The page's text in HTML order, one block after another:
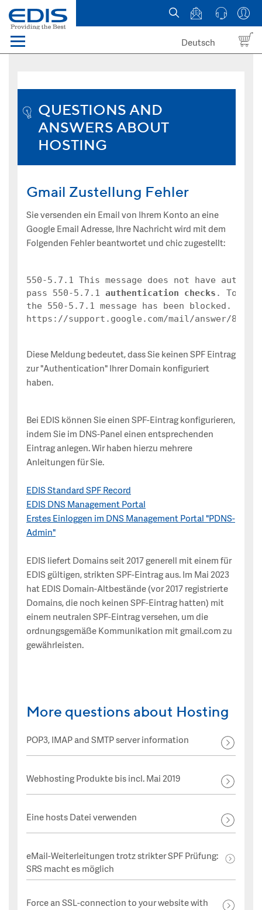
Menü
News
Deutsch
QUESTIONS AND
ANSWERS ABOUT
HOSTING
Gmail Zustellung Fehler
Sie versenden ein Email von Ihrem Konto an eine
Google Email Adresse, Ihre Nachricht wird mit dem
Folgenden Fehler beantwortet und chic zugestellt:
550-5.7.1 This message does not have
pass 550-5.7.1 authentication checks . To
the 550-5.7.1 message has been blocked.
https://support.google.com/mail/answer/
Diese Meldung bedeutet, dass Sie keinen SPF Eintrag
zur "Authentication" Ihrer Domain konfiguriert
haben.
Bei EDIS können Sie einen SPF-Eintrag konfigurieren,
indem Sie im DNS-Panel einen entsprechenden
Eintrag anlegen. Wir haben hierzu mehrere
Anleitungen für Sie.
EDIS Standard SPF Record
EDIS DNS Management Portal
Erstes Einloggen im DNS Management Portal "PDNS-
Admin"
EDIS liefert Domains seit 2017 generell mit einem für
EDIS gültigen, strikten SPF-Eintrag aus. Im Mai 2023
hat EDIS Domain-Altbestände (vor 2017 registrierte
Domains, die noch keinen SPF-Eintrag hatten) mit
einem neutralen SPF-Eintrag versehen, um die
ordnungsgemäße Kommunikation mit gmail.com zu
gewährleisten.
More questions about Hosting
POP3, IMAP and SMTP server information
Webhosting Produkte bis incl. Mai 2019
Eine hosts Datei verwenden
eMail-Weiterleitungen trotz strikter SPF Prüfung:
SRS macht es möglich
Force an SSL-connection to your website with